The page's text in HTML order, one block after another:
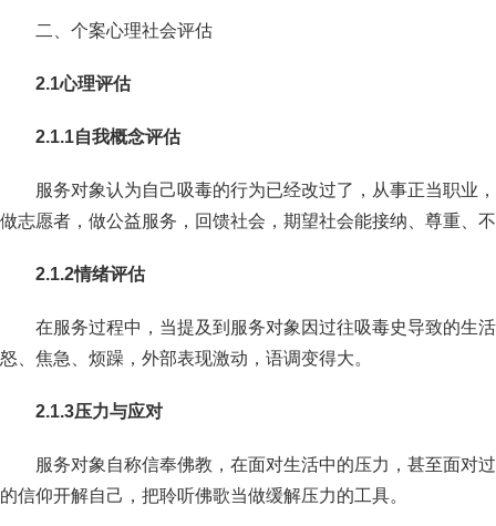
二、个案心理社会评估
2.1心理评估
2.1.1自我概念评估
服务对象认为自己吸毒的行为已经改过了，从事正当职业
做志愿者，做公益服务，回馈社会，期望社会能接纳、尊重、
2.1.2情绪评估
在服务过程中，当提及到服务对象因过往吸毒史导致的生
怒、焦急、烦躁，外部表现激动，语调变得大。
2.1.3压力与应对
服务对象自称信奉佛教，在面对生活中的压力，甚至面对
的信仰开解自己，把聆听佛歌当做缓解压力的工具。